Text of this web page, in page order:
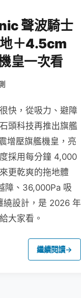
聲波騎士
＋4.5cm
皇一次看
快，從吸力、避障
頭科技再推出旗艦
增壓旗艦機皇，亮
採用每分鐘 4,000
更乾爽的拖地體
障、36,000Pa 吸
繞設計，是 2026 年
大家看。
繼續閱讀→